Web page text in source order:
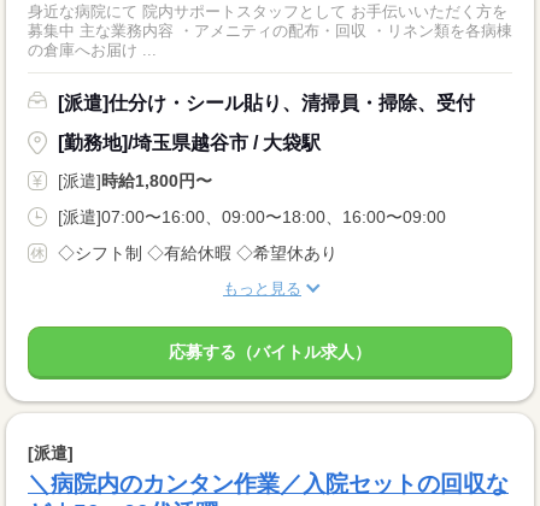
身近な病院にて 院内サポートスタッフとして お手伝いいただく方を
募集中 主な業務内容 ・アメニティの配布・回収 ・リネン類を各病棟
の倉庫へお届け ...
[派遣]仕分け・シール貼り、清掃員・掃除、受付
[勤務地]/埼玉県越谷市 / 大袋駅
[派遣]時給1,800円〜
[派遣]07:00〜16:00、09:00〜18:00、16:00〜09:00
◇シフト制 ◇有給休暇 ◇希望休あり
もっと見る
応募する（バイトル求人）
[派遣]
＼病院内のカンタン作業／入院セットの回収な